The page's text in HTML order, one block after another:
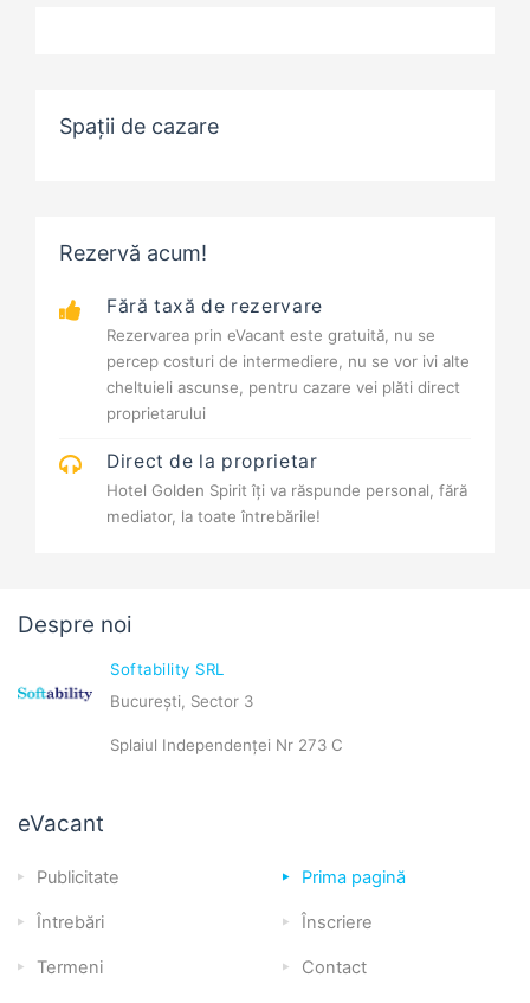
Spații de cazare
Rezervă acum!
Fără taxă de rezervare
Rezervarea prin eVacant este gratuită, nu se
percep costuri de intermediere, nu se vor ivi alte
cheltuieli ascunse, pentru cazare vei plăti direct
proprietarului
Direct de la proprietar
Hotel Golden Spirit îți va răspunde personal, fără
mediator, la toate întrebările!
Despre noi
Softability SRL
București, Sector 3
Splaiul Independenței Nr 273 C
eVacant
Publicitate Prima pagină
Întrebări Înscriere
Termeni Contact